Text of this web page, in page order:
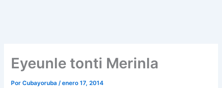
Eyeunle tonti Merinla
PorCubayoruba/enero 17, 2014